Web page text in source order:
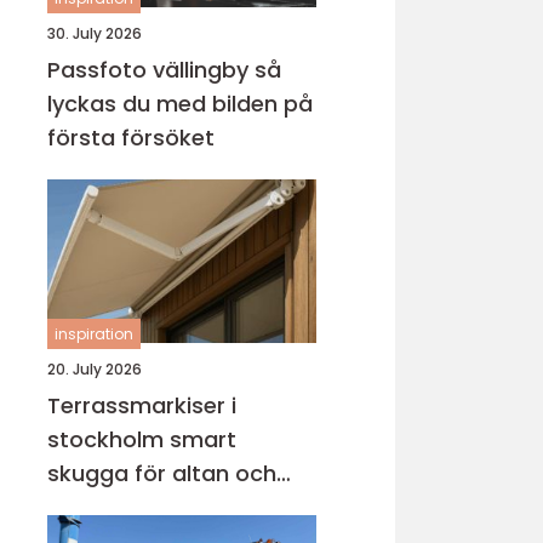
30. July 2026
Passfoto vällingby så
lyckas du med bilden på
första försöket
inspiration
20. July 2026
Terrassmarkiser i
stockholm smart
skugga för altan och
uteplats